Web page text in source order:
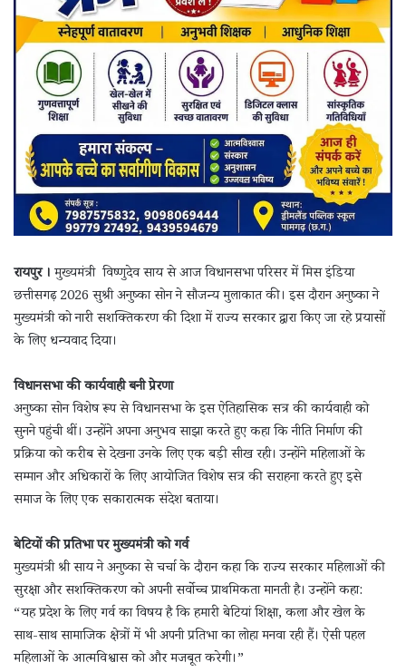
रायपुर । मुख्यमंत्री विष्णुदेव साय से आज विधानसभा परिसर में मिस इंडिया
छत्तीसगढ़ 2026 सुश्री अनुष्का सोन ने सौजन्य मुलाकात की। इस दौरान अनुष्का ने
मुख्यमंत्री को नारी सशक्तिकरण की दिशा में राज्य सरकार द्वारा किए जा रहे प्रयासों
के लिए धन्यवाद दिया।
विधानसभा की कार्यवाही बनी प्रेरणा
अनुष्का सोन विशेष रूप से विधानसभा के इस ऐतिहासिक सत्र की कार्यवाही को
सुनने पहुंची थीं। उन्होंने अपना अनुभव साझा करते हुए कहा कि नीति निर्माण की
प्रक्रिया को करीब से देखना उनके लिए एक बड़ी सीख रही। उन्होंने महिलाओं के
सम्मान और अधिकारों के लिए आयोजित विशेष सत्र की सराहना करते हुए इसे
समाज के लिए एक सकारात्मक संदेश बताया।
बेटियों की प्रतिभा पर मुख्यमंत्री को गर्व
मुख्यमंत्री श्री साय ने अनुष्का से चर्चा के दौरान कहा कि राज्य सरकार महिलाओं की
सुरक्षा और सशक्तिकरण को अपनी सर्वोच्च प्राथमिकता मानती है। उन्होंने कहा:
“यह प्रदेश के लिए गर्व का विषय है कि हमारी बेटियां शिक्षा, कला और खेल के
साथ-साथ सामाजिक क्षेत्रों में भी अपनी प्रतिभा का लोहा मनवा रही हैं। ऐसी पहल
महिलाओं के आत्मविश्वास को और मजबूत करेगी।”